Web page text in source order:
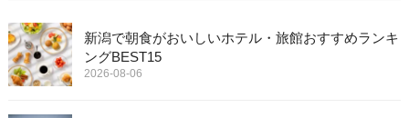
新潟で朝食がおいしいホテル・旅館おすすめランキ
ングBEST15
2026-08-06